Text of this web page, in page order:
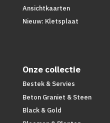
Ansichtkaarten
Nieuw: Kletsplaat
Onze collectie
Bestek & Servies
Beton Graniet & Steen
Black & Gold